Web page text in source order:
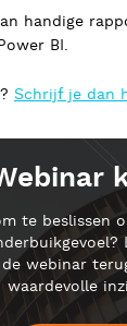
handige
BI.
Schrijf je dan
te beslissen
webinar
waardevolle